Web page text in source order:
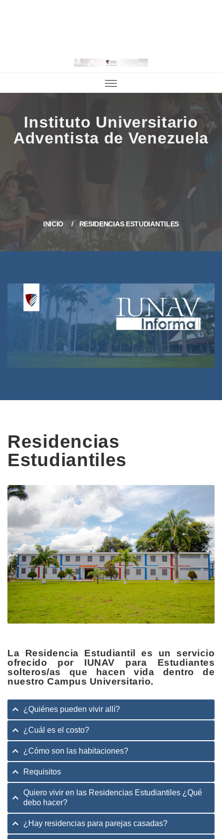
INICIO RESIDENCIAS ESTUDIANTILES
Residencias
Estudiantiles
La Residencia Estudiantil es un servicio
ofrecido por IUNAV para Estudiantes
solteros/as que hacen vida dentro de
nuestro Campus Universitario.
¿Quiénes pueden vivir allí?
¿Cuál es el costo?
¿Cómo son las habitaciones?
Requisitos
Quiero vivir en las Residencias Estudiantiles ¿Qué
debo hacer?
¿Hay residencias para parejas casadas?